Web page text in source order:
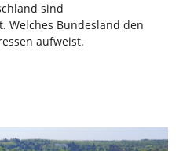
sind
Welches Bundesland den
aufweist.